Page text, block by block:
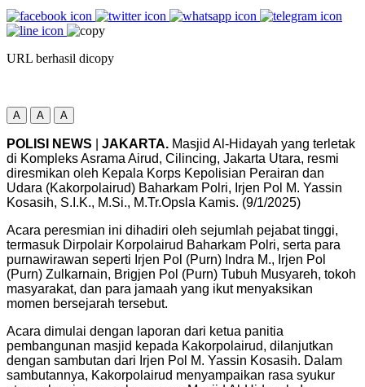
URL berhasil dicopy
A A A
POLISI NEWS JAKARTA. Masjid Al-Hidayah yang terletak
di Kompleks Asrama Airud, Cilincing, Jakarta Utara, resmi
diresmikan oleh Kepala Korps Kepolisian Perairan dan
Udara (Kakorpolairud) Baharkam Polri, Irjen Pol M. Yassin
Kosasih, S.I.K., M.Si., M.Tr.Opsla Kamis. (9/1/2025)
Acara peresmian ini dihadiri oleh sejumlah pejabat tinggi,
termasuk Dirpolair Korpolairud Baharkam Polri, serta para
purnawirawan seperti Irjen Pol (Purn) Indra M., Irjen Pol
(Purn) Zulkarnain, Brigjen Pol (Purn) Tubuh Musyareh, tokoh
masyarakat, dan para jamaah yang ikut menyaksikan
momen bersejarah tersebut.
Acara dimulai dengan laporan dari ketua panitia
pembangunan masjid kepada Kakorpolairud, dilanjutkan
dengan sambutan dari Irjen Pol M. Yassin Kosasih. Dalam
sambutannya, Kakorpolairud menyampaikan rasa syukur